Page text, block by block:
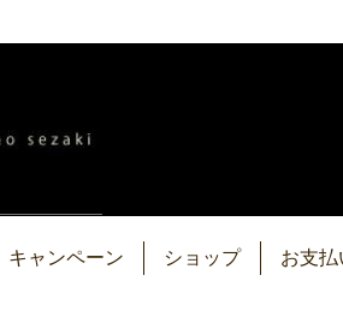
キャンペーン ショップ お支払